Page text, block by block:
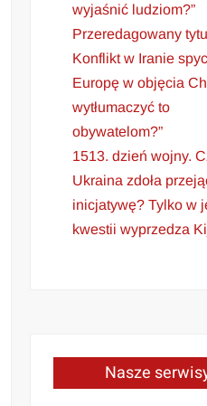
wyjaśnić ludziom?”
Przeredagowany
Konflikt w Iranie
Europę w objęcia
wytłumaczyć to
obywatelom?”
1513. dzień wojny.
Ukraina zdoła
inicjatywę? Tylko w
kwestii wyprzedza
Nasze